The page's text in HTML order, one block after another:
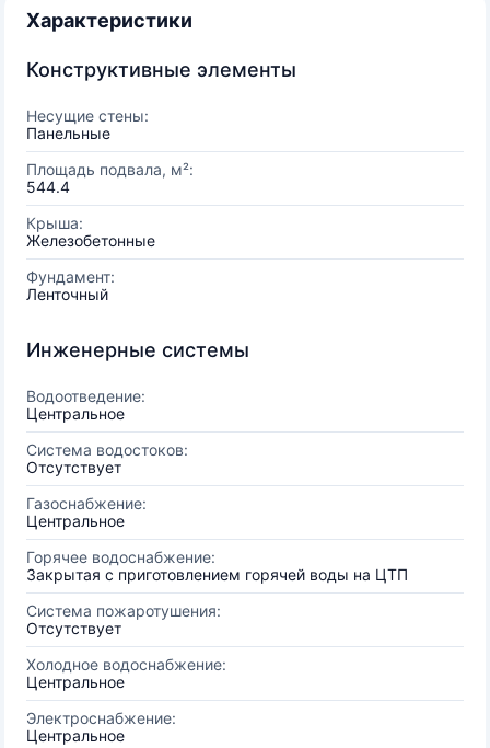
Характеристики
Конструктивные элементы
Несущие стены:
Панельные
Площадь подвала, м²:
544.4
Крыша:
Железобетонные
Фундамент:
Ленточный
Инженерные системы
Водоотведение:
Центральное
Система водостоков:
Отсутствует
Газоснабжение:
Центральное
Горячее водоснабжение:
Закрытая с приготовлением горячей воды на ЦТП
Система пожаротушения:
Отсутствует
Холодное водоснабжение:
Центральное
Электроснабжение:
Центральное